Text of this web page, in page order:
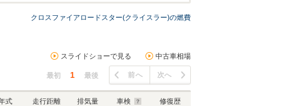
クロスファイアロードスター(クライスラー)の燃費
スライドショーで見る 中古車相場
最初 1 最後 前へ 次へ
式
走行距離
排気量
車検
修復歴